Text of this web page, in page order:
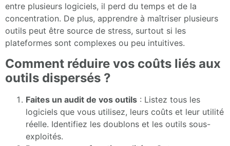
entre plusieurs logiciels, il perd du temps et de la
concentration. De plus, apprendre à maîtriser plusieurs
outils peut être source de stress, surtout si les
plateformes sont complexes ou peu intuitives.
Comment réduire vos coûts liés aux
outils dispersés ?
Faites un audit de vos outils : Listez tous les
logiciels que vous utilisez, leurs coûts et leur utilité
réelle. Identifiez les doublons et les outils sous-
exploités.